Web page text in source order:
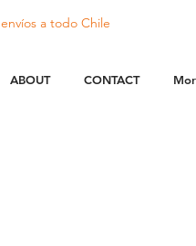
envíosa todo Chile
ABOUT CONTACT